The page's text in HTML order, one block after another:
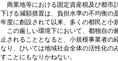
商業地等における固定資産税及び都市
下げる減額措置は、負担水準の不均衡の
年度に創設されて以来、多くの都民と小
この厳しい環境下において、都独自の
止されることとなると、小規模事業者の
なり、ひいては地域社会全体の活性化の
すことにもなりかねない。